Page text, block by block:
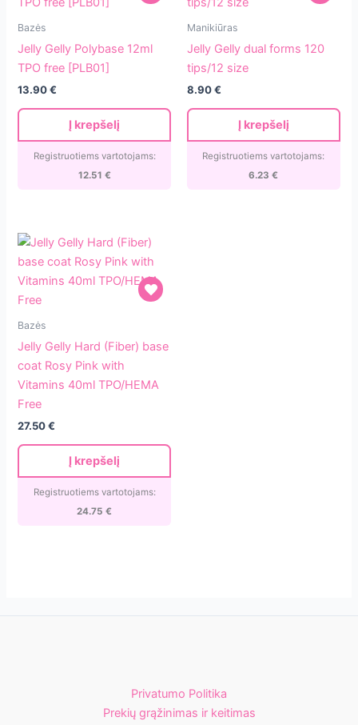
Jelly
Polybase
TPO
free
Bazės
Jelly Gelly Polybase 12ml
TPO free [PLB01]
13.90€
Į krepšelį
Registruotiems vartotojams:
12.51 €
Jelly
dual
forms
120
tips/12
Manikiūras
Jelly Gelly dual forms 120
tips/12 size
8.90€
Į krepšelį
Registruotiems vartotojams:
6.23€
Jelly
Hard
Rosy
Pink
Vitamins
Bazės
Jelly Gelly Hard (Fiber) base
coat Rosy Pink with
Vitamins 40ml TPO/HEMA
Free
27.50€
Į krepšelį
Registruotiems vartotojams:
24.75€
Privatumo Politika
Prekių grąžinimas ir keitimas